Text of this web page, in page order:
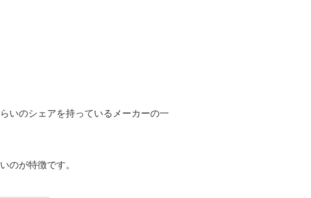
いのシェアを持っているメーカーの一
のが特徴です。